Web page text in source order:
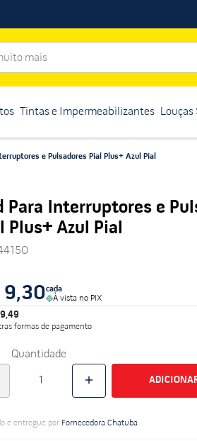
mais
Tintas e Impermeabilizantes
e Pulsadores Pial Plus+ Azul Pial
Para Interruptores e
Plus+ Azul Pial
9,30cada
À vista no PIX
formas de pagamento
Quantidade
e entregue por Fornecedora Chatuba